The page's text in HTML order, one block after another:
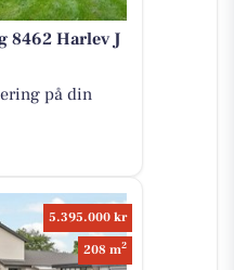
8462 Harlev J
på din
5.395.000 kr
208 m2